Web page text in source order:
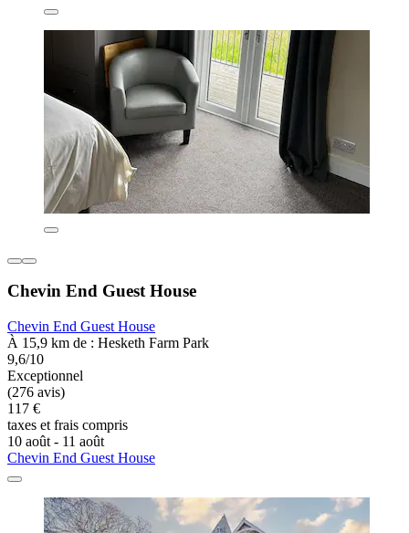
Chevin End Guest House
Chevin End Guest House
À 15,9 km de : Hesketh Farm Park
9,6/10
Exceptionnel
(276 avis)
117 €
taxes et frais compris
10 août - 11 août
Chevin End Guest House